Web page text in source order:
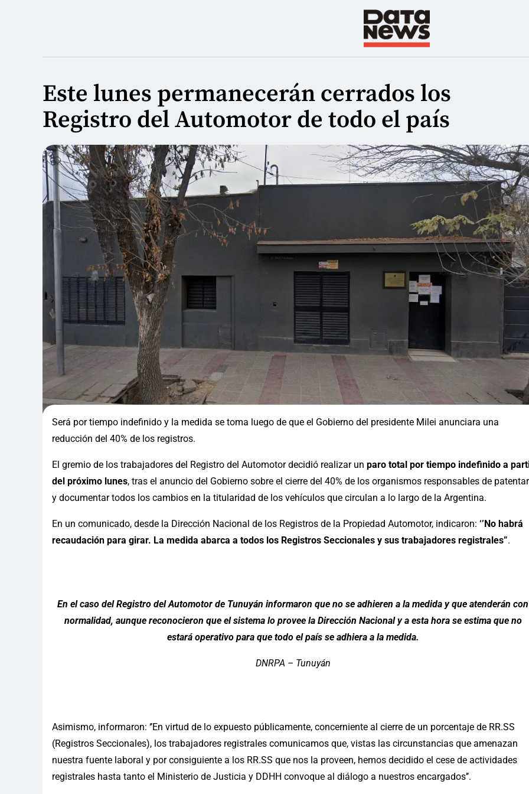
Este lunes permanecerán cerrados los
Registro del Automotor de todo el país
Será por tiempo indefinido y la medida se toma luego de que el Gobierno del presidente Milei anunciara una
reducción del 40% de los registros.
El gremio de los trabajadores del Registro del Automotor decidió realizar un paro total por tiempo indefinido a
del próximo lunes, tras el anuncio del Gobierno sobre el cierre del 40% de los organismos responsables de patentar
y documentar todos los cambios en la titularidad de los vehículos que circulan a lo largo de la Argentina.
En un comunicado, desde la Dirección Nacional de los Registros de la Propiedad Automotor, indicaron: ‘’No habrá
recaudación para girar. La medida abarca a todos los Registros Seccionales y sus trabajadores registrales”.
En el caso del Registro del Automotor de Tunuyán informaron que no se adhieren a la medida y que atenderán con
normalidad, aunque reconocieron que el sistema lo provee la Dirección Nacional y a esta hora se estima que no
estará operativo para que todo el país se adhiera a la medida.
DNRPA – Tunuyán
Asimismo, informaron: ‘’En virtud de lo expuesto públicamente, concerniente al cierre de un porcentaje de RR.SS
(Registros Seccionales), los trabajadores registrales comunicamos que, vistas las circunstancias que amenazan
nuestra fuente laboral y por consiguiente a los RR.SS que nos la proveen, hemos decidido el cese de actividades
registrales hasta tanto el Ministerio de Justicia y DDHH convoque al diálogo a nuestros encargados’’.